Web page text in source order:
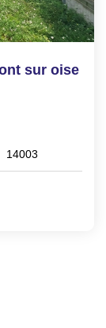
sur oise
14003